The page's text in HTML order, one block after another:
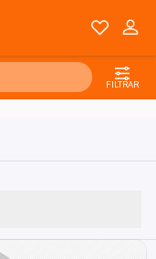
FILTRAR